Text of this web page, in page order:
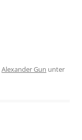
Alexander Gun unter